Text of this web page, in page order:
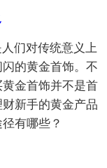
们对传统意义上
的黄金首饰。不
金首饰并不是首
新手的黄金产品
有哪些？